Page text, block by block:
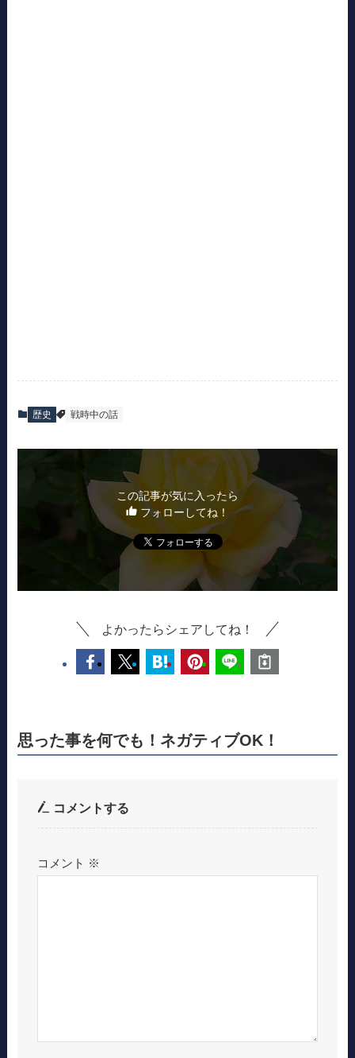
歴史 戦時中の話
この記事が気に入ったら
フォローしてね！
よかったらシェアしてね！
思った事を何でも！ネガティブOK！
コメントする
コメント ※